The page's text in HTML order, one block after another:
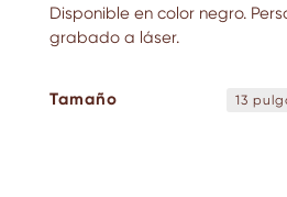
Disponible en color negro.
grabado a láser.
Tamaño